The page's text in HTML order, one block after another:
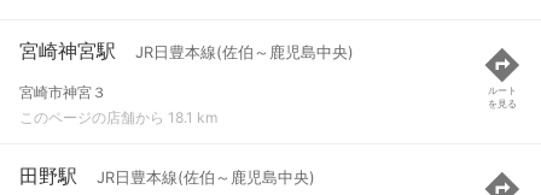
宮崎神宮駅 JR日豊本線(佐伯～鹿児島中央)
宮崎市神宮３
このページの店舗から 18.1 km
ルート
を見る
田野駅 JR日豊本線(佐伯～鹿児島中央)